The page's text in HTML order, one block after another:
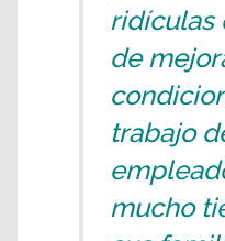
ridículas
de
trabajo
mucho